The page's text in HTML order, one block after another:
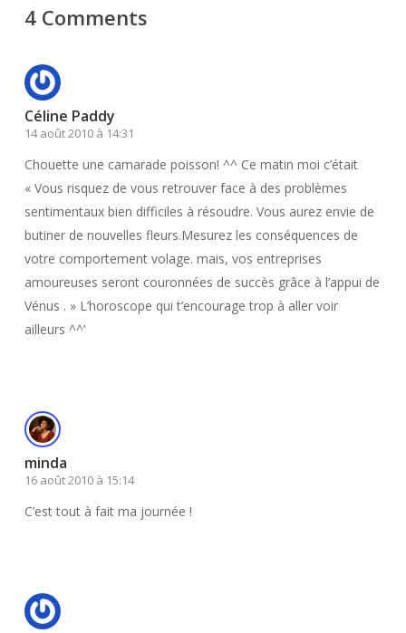
4 Comments
Céline Paddy
14 août 2010 à 14:31
Chouette une camarade poisson! ^^ Ce matin moi c’était
« Vous risquez de vous retrouver face à des problèmes
sentimentaux bien difficiles à résoudre. Vous aurez envie de
butiner de nouvelles fleurs.Mesurez les conséquences de
votre comportement volage. mais, vos entreprises
amoureuses seront couronnées de succès grâce à l’appui de
Vénus . » L’horoscope qui t’encourage trop à aller voir
ailleurs ^^’
minda
16 août 2010 à 15:14
C’est tout à fait ma journée !